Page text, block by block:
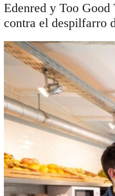
Edenred y Too Good
contra el despilfarro